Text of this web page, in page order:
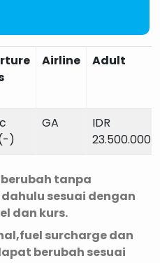
Airline Adult
)
GA
IDR
23.500.000
tanpa
sesuai dengan
dan kurs.
surcharge dan
berubah sesuai